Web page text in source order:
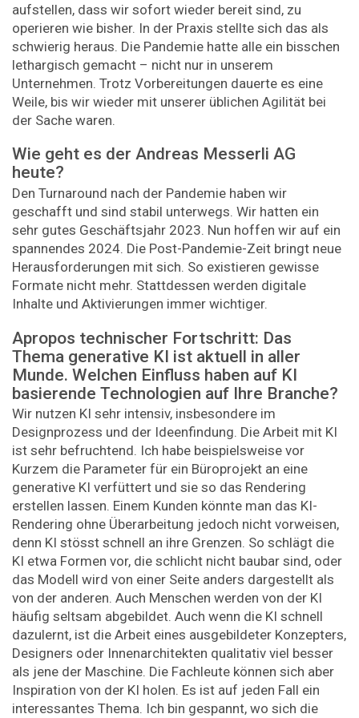
aufstellen, dass wir sofort wieder bereit sind, zu
operieren wie bisher. In der Praxis stellte sich das als
schwierig heraus. Die Pandemie hatte alle ein bisschen
lethargisch gemacht – nicht nur in unserem
Unternehmen. Trotz Vorbereitungen dauerte es eine
Weile, bis wir wieder mit unserer üblichen Agilität bei
der Sache waren.
Wie geht es der Andreas Messerli AG
heute?
Den Turnaround nach der Pandemie haben wir
geschafft und sind stabil unterwegs. Wir hatten ein
sehr gutes Geschäftsjahr 2023. Nun hoffen wir auf ein
spannendes 2024. Die Post-Pandemie-Zeit bringt neue
Herausforderungen mit sich. So existieren gewisse
Formate nicht mehr. Stattdessen werden digitale
Inhalte und Aktivierungen immer wichtiger.
Apropos technischer Fortschritt: Das
Thema generative KI ist aktuell in aller
Munde. Welchen Einfluss haben auf KI
basierende Technologien auf Ihre Branche?
Wir nutzen KI sehr intensiv, insbesondere im
Designprozess und der Ideenfindung. Die Arbeit mit KI
ist sehr befruchtend. Ich habe beispielsweise vor
Kurzem die Parameter für ein Büroprojekt an eine
generative KI verfüttert und sie so das Rendering
erstellen lassen. Einem Kunden könnte man das KI-
Rendering ohne Überarbeitung jedoch nicht vorweisen,
denn KI stösst schnell an ihre Grenzen. So schlägt die
KI etwa Formen vor, die schlicht nicht baubar sind, oder
das Modell wird von einer Seite anders dargestellt als
von der anderen. Auch Menschen werden von der KI
häufig seltsam abgebildet. Auch wenn die KI schnell
dazulernt, ist die Arbeit eines ausgebildeter Konzepters,
Designers oder Innenarchitekten qualitativ viel besser
als jene der Maschine. Die Fachleute können sich aber
Inspiration von der KI holen. Es ist auf jeden Fall ein
interessantes Thema. Ich bin gespannt, wo sich die